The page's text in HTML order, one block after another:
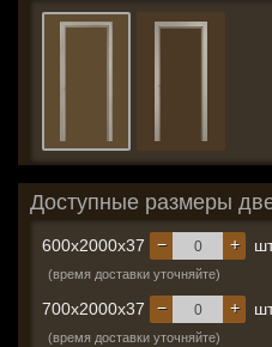
Доступные размеры
600x2000x37 +
−
(время доставки уточняйте)
700x2000x37 +
−
(время доставки уточняйте)